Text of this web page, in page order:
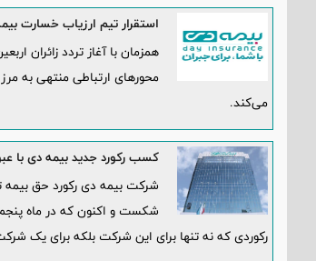
استقرار تیم ارزیاب خسارت
همزمان با آغاز تردد زائران
محورهای ارتباطی منتهی به
می‌کند.
کسب رکورد جدید بیمه دی با عبور
رکوردی که نه تنها برای این شرکت بلکه برای یک